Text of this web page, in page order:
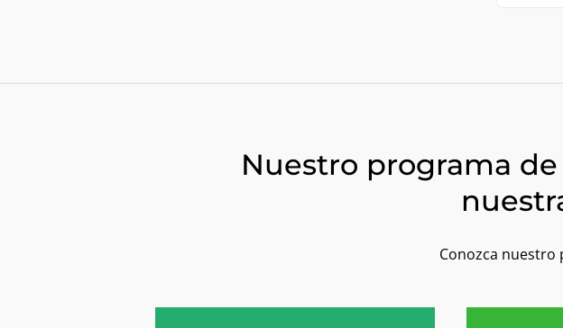
Nuestro programa
Conozca nuestro